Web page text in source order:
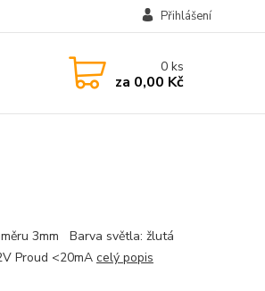
Přihlášení
0ks
za 0,00 Kč
3mm Barva světla: žlutá
Proud <20mA celý popis